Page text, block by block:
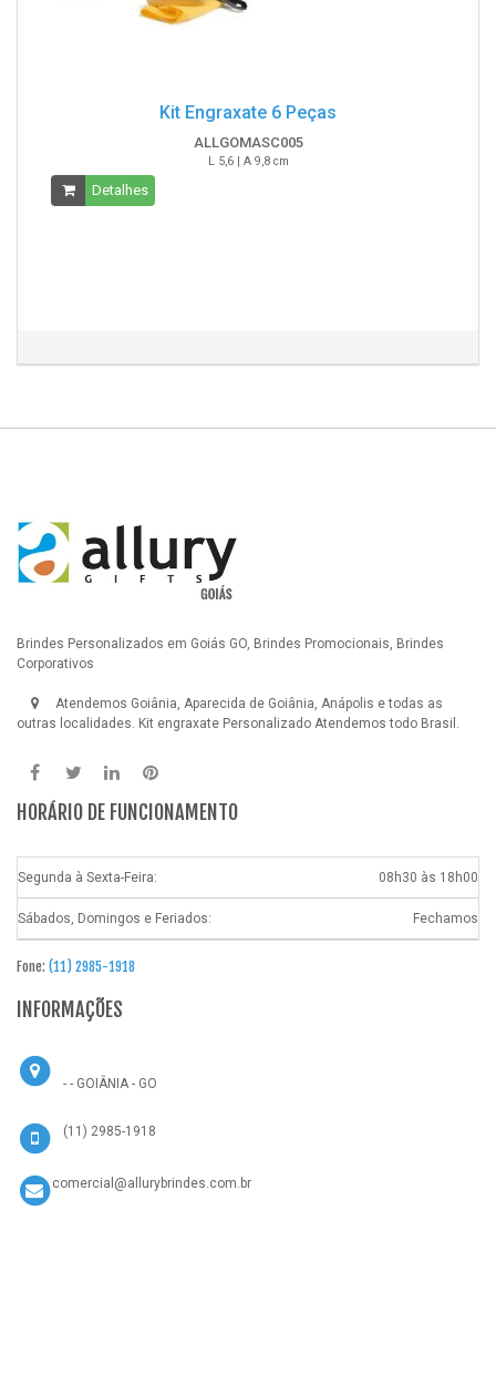
Kit Engraxate 6 Peças
ALLGOMASC005
L 5,6 | A 9,8 cm
Detalhes
Brindes Personalizados em Goiás GO, Brindes Promocionais, Brindes
Corporativos
Atendemos Goiânia, Aparecida de Goiânia, Anápolis e todas as
outras localidades. Kit engraxate Personalizado Atendemos todo Brasil.
HORÁRIO DE FUNCIONAMENTO
Segunda à Sexta-Feira: 08h30 às 18h00
Sábados, Domingos e Feriados: Fechamos
Fone: (11) 2985-1918
INFORMAÇÕES
- - GOIÂNIA - GO
(11) 2985-1918
comercial@allurybrindes.com.br